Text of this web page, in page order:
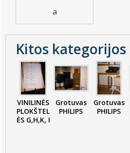
a
Kitos kategorijos
VINILINĖS
PLOKŠTEL
ĖS G,H,K, I
Grotuvas
PHILIPS
Grotuvas
PHILIPS